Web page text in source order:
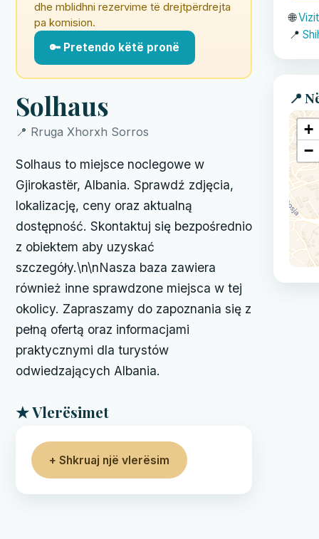
dhe mblidhni rezervime të drejtpërdrejta
pa komision.
🔑 Pretendo këtë pronë
Solhaus
📍 Rruga Xhorxh Sorros
Solhaus to miejsce noclegowe w
Gjirokastër, Albania. Sprawdź zdjęcia,
lokalizację, ceny oraz aktualną
dostępność. Skontaktuj się bezpośrednio
z obiektem aby uzyskać
szczegóły.\n\nNasza baza zawiera
również inne sprawdzone miejsca w tej
okolicy. Zapraszamy do zapoznania się z
pełną ofertą oraz informacjami
praktycznymi dla turystów
odwiedzających Albania.
★ Vlerësimet
+ Shkruaj një vlerësim
🌐
📍
📍
+
−